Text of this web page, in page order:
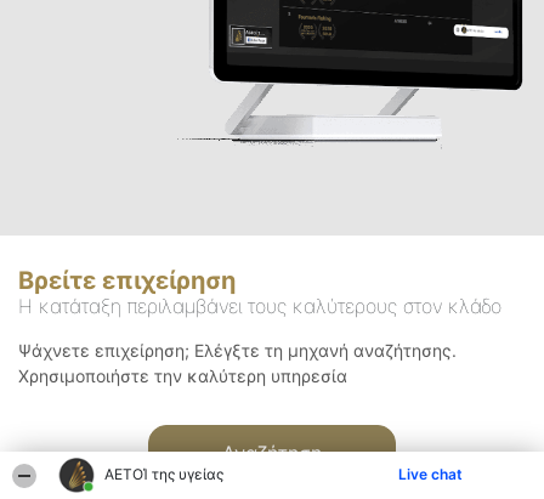
ΑΕΤΟΊ της υγείας Live chat
Βρείτε επιχείρηση
Η κατάταξη περιλαμβάνει τους καλύτερους στον κλάδο
Ψάχνετε επιχείρηση; Ελέγξτε τη μηχανή αναζήτησης.
Χρησιμοποιήστε την καλύτερη υπηρεσία
Αναζήτηση